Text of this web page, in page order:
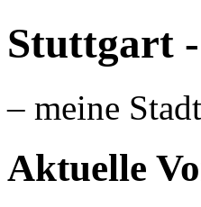
Stuttgart
– meine Stadt
Aktuelle